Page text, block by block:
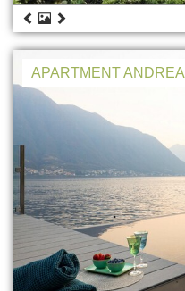
APARTMENT ANDREA